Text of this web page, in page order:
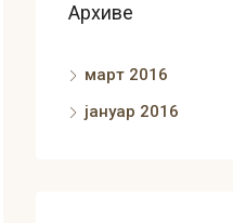
Архиве
март 2016
јануар 2016